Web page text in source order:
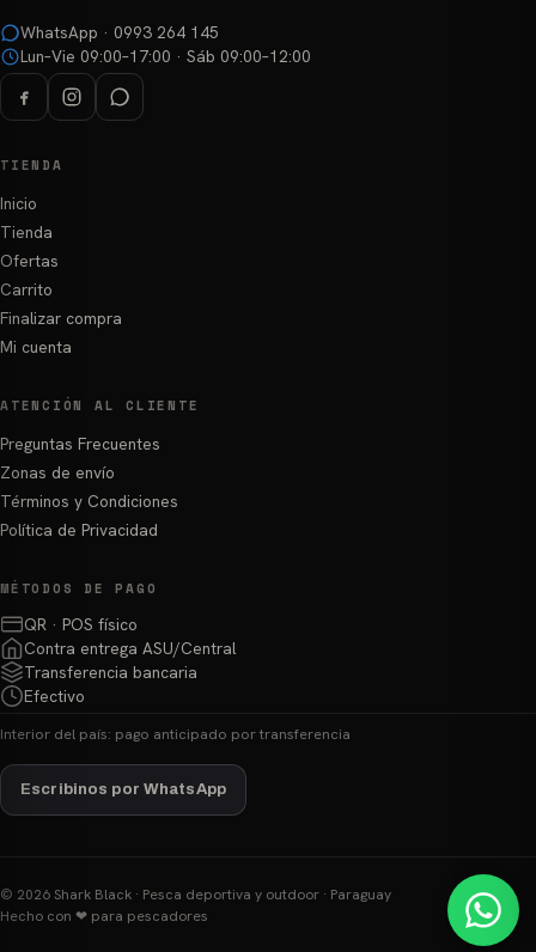
WhatsApp · 0993 264 145
Lun–Vie 09:00–17:00 · Sáb 09:00–12:00
TIENDA
Inicio
Tienda
Ofertas
Carrito
Finalizar compra
Mi cuenta
ATENCIÓN AL CLIENTE
Preguntas Frecuentes
Zonas de envío
Términos y Condiciones
Política de Privacidad
MÉTODOS DE PAGO
QR · POS físico
Contra entrega ASU/Central
Transferencia bancaria
Efectivo
Interior del país: pago anticipado por transferencia
Escribinos por WhatsApp
© 2026 Shark Black · Pesca deportiva y outdoor · Paraguay
Hecho con ❤ para pescadores